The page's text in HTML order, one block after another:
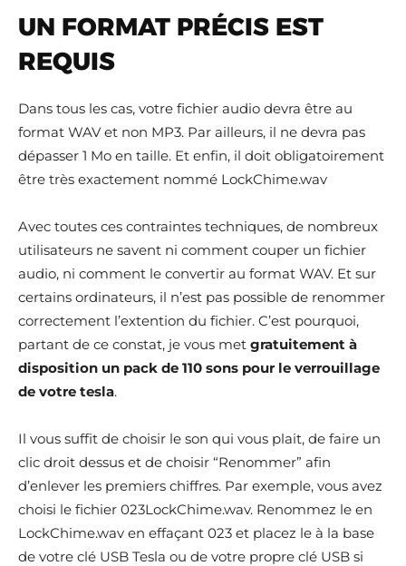
UN FORMAT PRÉCIS EST
REQUIS
Dans tous les cas, votre fichier audio devra être au
format WAV et non MP3. Par ailleurs, il ne devra pas
dépasser 1 Mo en taille. Et enfin, il doit obligatoirement
être très exactement nommé LockChime.wav
Avec toutes ces contraintes techniques, de nombreux
utilisateurs ne savent ni comment couper un fichier
audio, ni comment le convertir au format WAV. Et sur
certains ordinateurs, il n’est pas possible de renommer
correctement l’extention du fichier. C’est pourquoi,
partant de ce constat, je vous met gratuitement à
disposition un pack de 110 sons pour le verrouillage
de votre tesla.
Il vous suffit de choisir le son qui vous plait, de faire un
clic droit dessus et de choisir “Renommer” afin
d’enlever les premiers chiffres. Par exemple, vous avez
choisi le fichier 023LockChime.wav. Renommez le en
LockChime.wav en effaçant 023 et placez le à la base
de votre clé USB Tesla ou de votre propre clé USB si